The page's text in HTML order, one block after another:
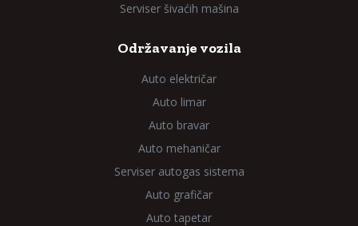
Serviser šivaćih mašina
Održavanje vozila
Auto električar
Auto limar
Auto bravar
Auto mehaničar
Serviser autogas sistema
Auto grafičar
Auto tapetar